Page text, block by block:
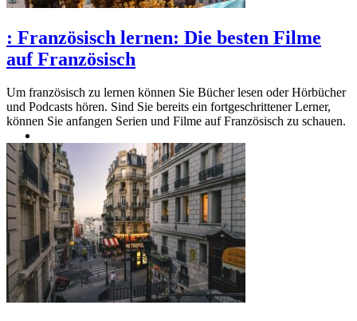
: Französisch lernen: Die besten Filme
auf Französisch
Um französisch zu lernen können Sie Bücher lesen oder Hörbücher
und Podcasts hören. Sind Sie bereits ein fortgeschrittener Lerner,
können Sie anfangen Serien und Filme auf Französisch zu schauen.